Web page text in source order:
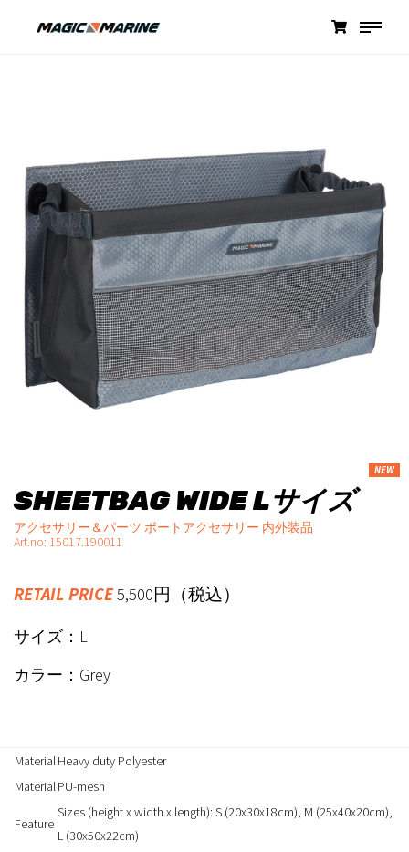
SHEETBAG WIDE Lサイズ
NEW
アクセサリー＆パーツ ボートアクセサリー 内外装品
Art.no: 15017.190011
RETAIL PRICE5,500円（税込）
サイズ：L
カラー：Grey
MaterialHeavy duty Polyester
MaterialPU-mesh
Feature
Sizes (height x width x length): S (20x30x18cm), M (25x40x20cm),
L (30x50x22cm)